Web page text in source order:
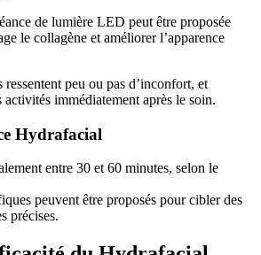
de lumière LED peut être proposée
le collagène et améliorer l’apparence
peu ou pas d’inconfort, et
immédiatement après le soin.
Hydrafacial
entre 30 et 60 minutes, selon le
peuvent être proposés pour cibler des
précises.